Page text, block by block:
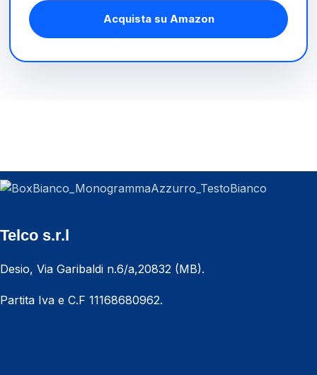
Acquista su Amazon
Telco s.r.l
Desio, Via Garibaldi n.6/a,20832 (MB).
Partita Iva e C.F 11168680962.